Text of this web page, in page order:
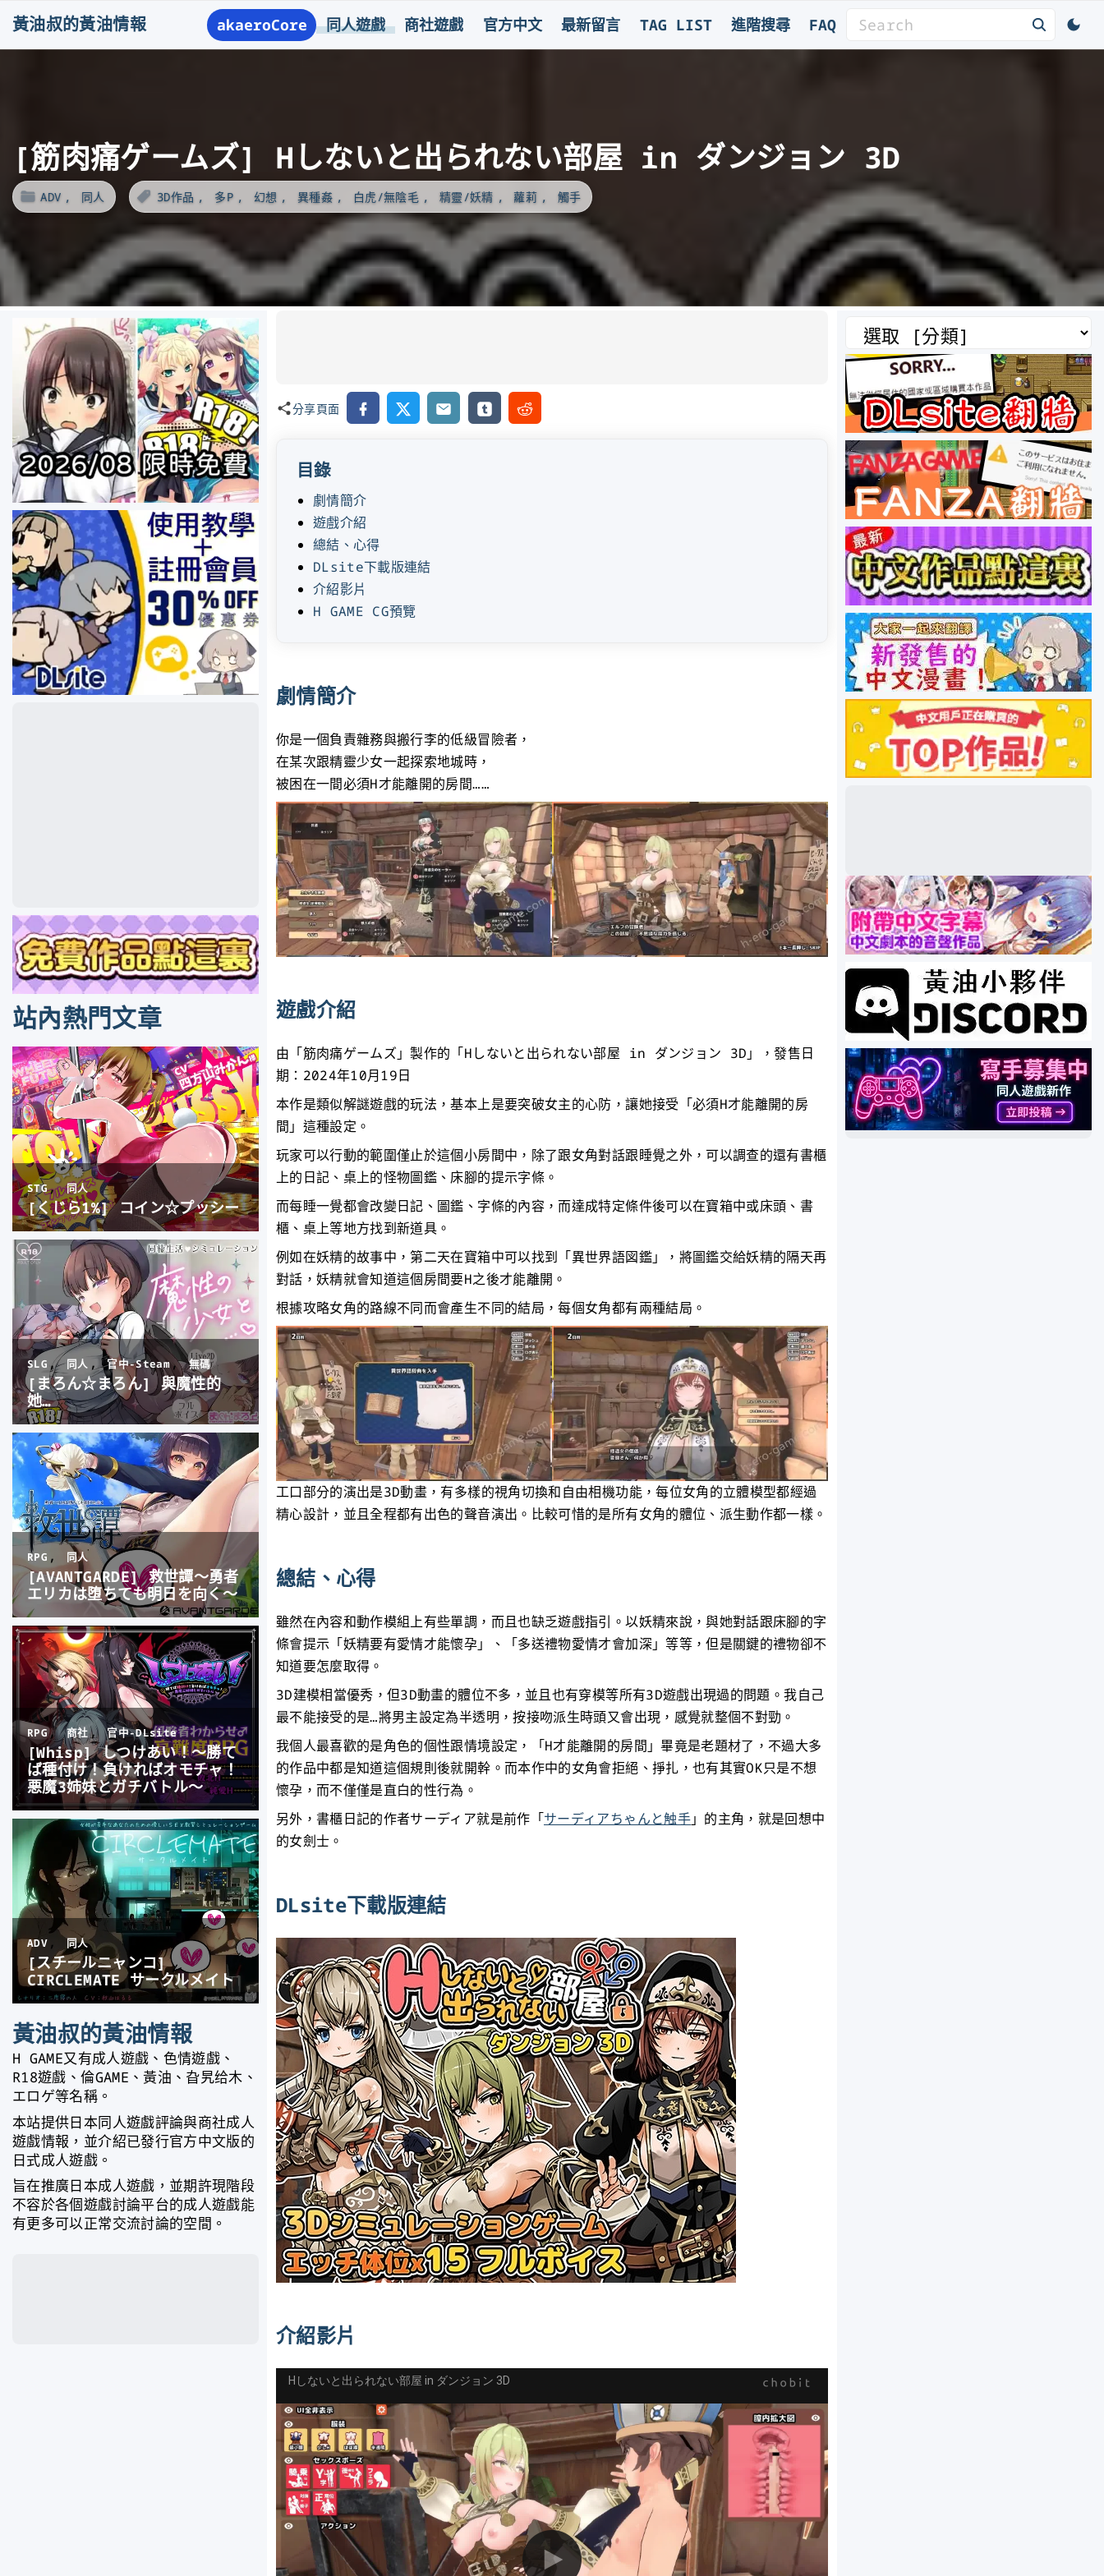
t
黃油叔的黃油情報 akaeroCore 同人遊戲 商社遊戲 官方中文 最新留言 TAG LIST 進階搜尋 FAQ
[筋肉痛ゲームズ] Hしないと出られない部屋 in ダンジョン 3D
ADV 同人 3D作品 多P 幻想 異種姦 白虎/無陰毛 精靈/妖精 蘿莉 觸手
分享頁面 Facebook
X Email Tumblr Reddit
目錄
劇情簡介
遊戲介紹
總結、心得
DLsite下載版連結
介紹影片
H GAME CG預覽
劇情簡介
你是一個負責雜務與搬行李的低級冒險者，
在某次跟精靈少女一起探索地城時，
被困在一間必須H才能離開的房間……
遊戲介紹
由「筋肉痛ゲームズ」製作的「Hしないと出られない部屋 in ダンジョン 3D」，發售日
期：2024年10月19日
本作是類似解謎遊戲的玩法，基本上是要突破女主的心防，讓她接受「必須H才能離開的房
間」這種設定。
玩家可以行動的範圍僅止於這個小房間中，除了跟女角對話跟睡覺之外，可以調查的還有書櫃
上的日記、桌上的怪物圖鑑、床腳的提示字條。
而每睡一覺都會改變日記、圖鑑、字條的內容，而達成特定條件後可以在寶箱中或床頭、書
櫃、桌上等地方找到新道具。
例如在妖精的故事中，第二天在寶箱中可以找到「異世界語図鑑」，將圖鑑交給妖精的隔天再
對話，妖精就會知道這個房間要H之後才能離開。
根據攻略女角的路線不同而會產生不同的結局，每個女角都有兩種結局。
工口部分的演出是3D動畫，有多樣的視角切換和自由相機功能，每位女角的立體模型都經過
精心設計，並且全程都有出色的聲音演出。比較可惜的是所有女角的體位、派生動作都一樣。
總結、心得
雖然在內容和動作模組上有些單調，而且也缺乏遊戲指引。以妖精來說，與她對話跟床腳的字
條會提示「妖精要有愛情才能懷孕」、「多送禮物愛情才會加深」等等，但是關鍵的禮物卻不
知道要怎麼取得。
3D建模相當優秀，但3D動畫的體位不多，並且也有穿模等所有3D遊戲出現過的問題。我自己
最不能接受的是…將男主設定為半透明，按接吻派生時頭又會出現，感覺就整個不對勁。
我個人最喜歡的是角色的個性跟情境設定，「H才能離開的房間」畢竟是老題材了，不過大多
的作品中都是知道這個規則後就開幹。而本作中的女角會拒絕、掙扎，也有其實OK只是不想
懷孕，而不僅僅是直白的性行為。
另外，書櫃日記的作者サーディア就是前作「サーディアちゃんと触手」的主角，就是回想中
的女劍士。
DLsite下載版連結
介紹影片
類
站內熱門文章
黃油叔的黃油情報
H GAME又有成人遊戲、色情遊戲、
R18遊戲、倫GAME、黃油、旮旯给木、
エロゲ等名稱。
本站提供日本同人遊戲評論與商社成人
遊戲情報，並介紹已發行官方中文版的
日式成人遊戲。
旨在推廣日本成人遊戲，並期許現階段
不容於各個遊戲討論平台的成人遊戲能
有更多可以正常交流討論的空間。